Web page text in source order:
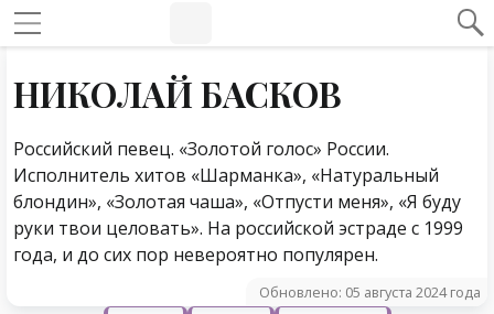
НИКОЛАЙ БАСКОВ
Российский певец. «Золотой голос» России.
Исполнитель хитов «Шарманка», «Натуральный
блондин», «Золотая чаша», «Отпусти меня», «Я буду
руки твои целовать». На российской эстраде с 1999
года, и до сих пор невероятно популярен.
Обновлено: 05 августа 2024 года